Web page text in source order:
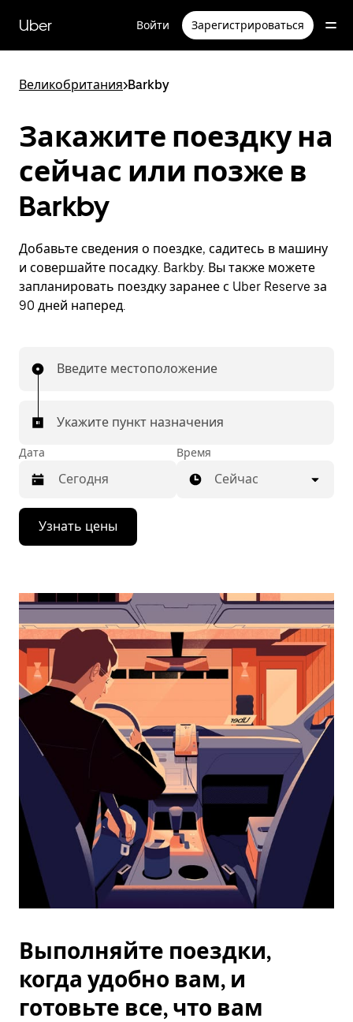
перейти
к
содержимому
Uber Войти Зарегистрироваться
Великобритания>Barkby
Закажите поездку на
сейчас или позже в
Barkby
Добавьте сведения о поездке, садитесь в машину
и совершайте посадку. Barkby. Вы также можете
запланировать поездку заранее с Uber Reserve за
90 дней наперед.
Введите местоположение
Укажите пункт назначения
Дата
Нажмите
стрелку
вниз,
календарю
выбрать
дату.
Чтобы
закрыть
календарь,
нажмите
Esc.
Время
Сейчас
Узнать цены
Выполняйте поездки,
когда удобно вам, и
готовьте все, что вам